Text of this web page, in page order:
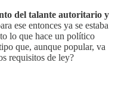
del talante autoritario y
ese entonces ya se estaba
lo que hace un político
que, aunque popular, va
requisitos de ley?